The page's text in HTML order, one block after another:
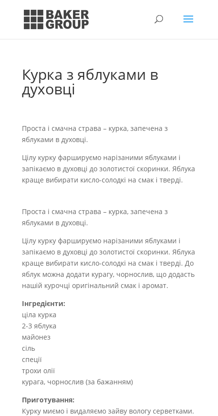
Курка з яблуками в
духовці
Проста і смачна страва – курка, запечена з
яблуками в духовці.
Цілу курку фаршируємо нарізаними яблуками і
запікаємо в духовці до золотистої скоринки. Яблука
краще вибирати кисло-солодкі на смак і тверді.
Проста і смачна страва – курка, запечена з
яблуками в духовці.
Цілу курку фаршируємо нарізаними яблуками і
запікаємо в духовці до золотистої скоринки. Яблука
краще вибирати кисло-солодкі на смак і тверді. До
яблук можна додати курагу, чорнослив, що додасть
нашій курочці оригінальний смак і аромат.
Інгредієнти:
ціла курка
2-3 яблука
майонез
сіль
спеції
трохи олії
курага, чорнослив (за бажанням)
Приготування:
Курку миємо і видаляємо зайву вологу серветками.